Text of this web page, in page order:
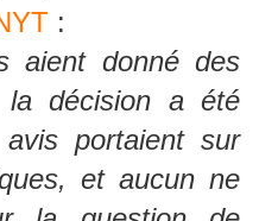
:
aient donné des
la décision a été
portaient sur
et aucun ne